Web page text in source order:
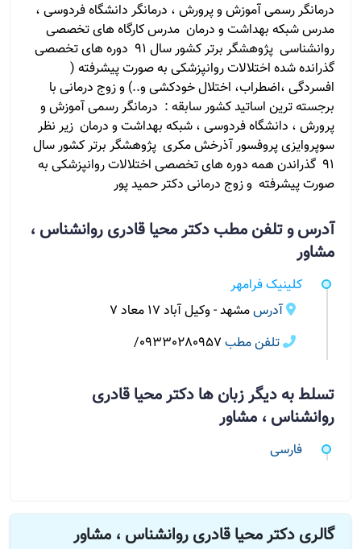
درمانگر رسمی آموزش و پرورش ، درمانگر دانشگاه فردوسی ،
مدرس شبکه بهداشت و درمان مدرس کارگاه های تخصصی
روانشناسی پژوهشگر برتر کشور سال ۹۱ دوره های تخصصی
گذرانده شده اختلالات روانپزشکی به صورت پیشرفته (
افسردگی ،اضطراب، اختلال خودکشی و..) و زوج درمانی با
برجسته ترین اساتید کشور سابقه : درمانگر رسمی آموزش و
پرورش ، دانشگاه فردوسی ، شبکه بهداشت و درمان زیر نظر
سوپروایزی پروفسور آذرخش مکری پژوهشگر برتر کشور سال
۹۱ گذراندن همه دوره های تخصصی اختلالات روانپزشکی به
صورت پیشرفته و زوج درمانی دکتر حمید پور
آدرس و تلفن مطب دکتر محیا قادری روانشناس ،
مشاور
کلینیک فرامهر
آدرسمشهد - وکیل آباد ۱۷ معاد ۷
تلفن مطب
تسلط به دیگر زبان ها دکتر محیا قادری
روانشناس ، مشاور
فارسی
گالری دکتر محیا قادری روانشناس ، مشاور